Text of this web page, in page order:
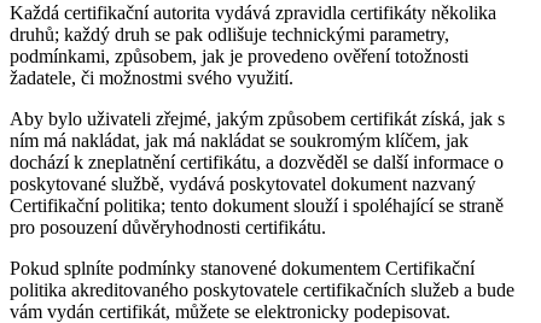
Každá certifikační autorita vydává zpravidla certifikáty několika
druhů; každý druh se pak odlišuje technickými parametry,
podmínkami, způsobem, jak je provedeno ověření totožnosti
žadatele, či možnostmi svého využití.
Aby bylo uživateli zřejmé, jakým způsobem certifikát získá, jak s
ním má nakládat, jak má nakládat se soukromým klíčem, jak
dochází k zneplatnění certifikátu, a dozvěděl se další informace o
poskytované službě, vydává poskytovatel dokument nazvaný
Certifikační politika; tento dokument slouží i spoléhající se straně
pro posouzení důvěryhodnosti certifikátu.
Pokud splníte podmínky stanovené dokumentem Certifikační
politika akreditovaného poskytovatele certifikačních služeb a bude
vám vydán certifikát, můžete se elektronicky podepisovat.